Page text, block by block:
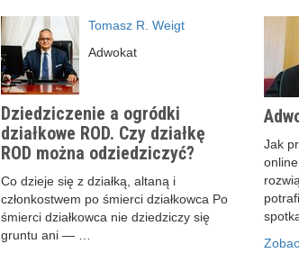
Tomasz R. Weigt
Adwokat
Dziedziczenie a ogródki
działkowe ROD. Czy działkę
ROD można odziedziczyć?
Co dzieje się z działką, altaną i
członkostwem po śmierci działkowca Po
śmierci działkowca nie dziedziczy się
gruntu ani — …
Jak